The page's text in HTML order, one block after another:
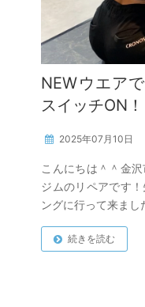
NEWウエア
スイッチON！
2025年07月10日
こんにちは＾＾金
ジムのリペアです
ングに行って来まし
続きを読む